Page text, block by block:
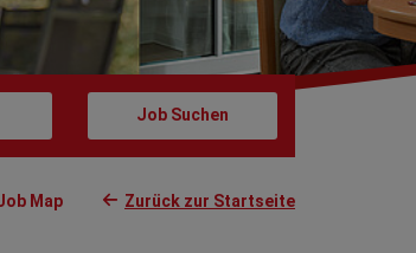
Map Zurück zur Startseite